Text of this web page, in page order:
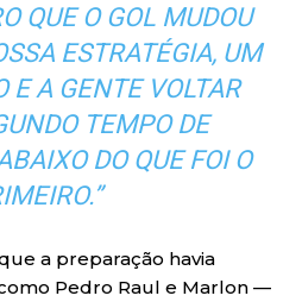
QUE O GOL MUDOU
ESTRATÉGIA, UM
E A GENTE VOLTAR
TEMPO DE
DO QUE FOI O
a preparação havia
Pedro Raul e Marlon —